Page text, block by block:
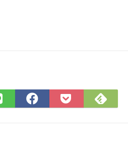
LINE
で
Facebook
で
Pocket
に
で